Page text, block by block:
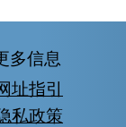
多信息
址指引
私政策